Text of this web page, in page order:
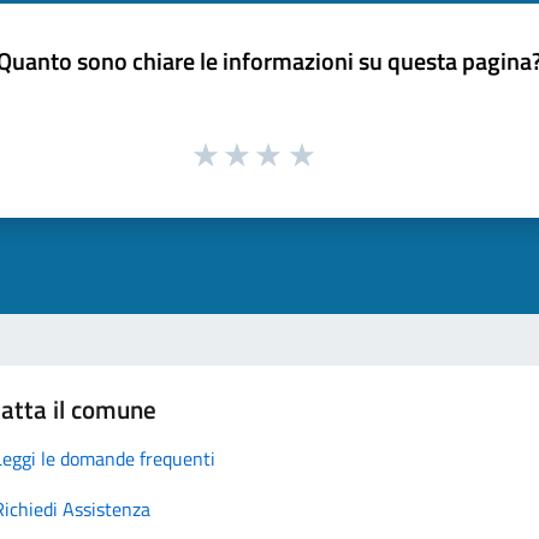
sono chiare le informazioni su questa
il comune
le domande frequenti
Assistenza